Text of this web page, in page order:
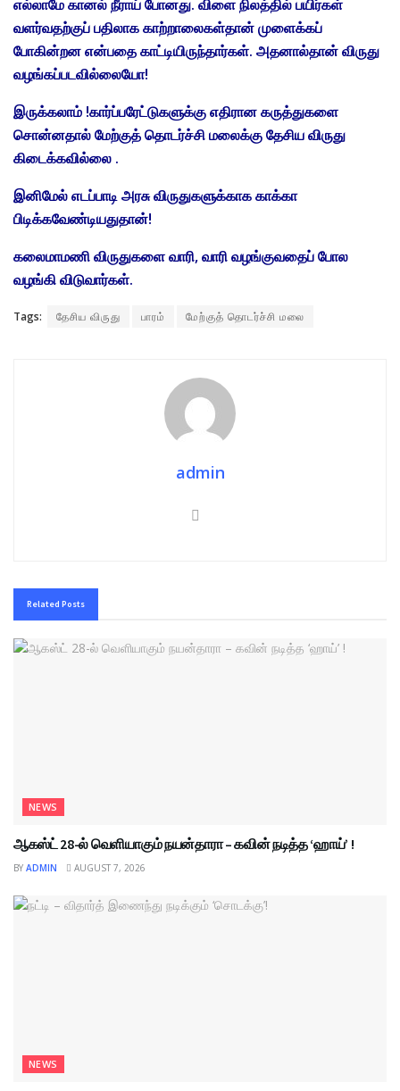
எல்லாமே கானல் நீராய் போனது. விளை நிலத்தில் பயிர்கள்
வளர்வதற்குப் பதிலாக காற்றாலைகள்தான் முளைக்கப்
போகின்றன என்பதை காட்டியிருந்தார்கள். அதனால்தான் விருது
வழங்கப்படவில்லையோ!
இருக்கலாம் !கார்ப்பரேட்டுகளுக்கு எதிரான கருத்துகளை
சொன்னதால் மேற்குத் தொடர்ச்சி மலைக்கு தேசிய விருது
கிடைக்கவில்லை .
இனிமேல் எடப்பாடி அரசு விருதுகளுக்காக காக்கா
பிடிக்கவேண்டியதுதான்!
கலைமாமணி விருதுகளை வாரி, வாரி வழங்குவதைப் போல
வழங்கி விடுவார்கள்.
Tags: தேசிய விருது பாரம் மேற்குத் தொடர்ச்சி மலை
admin
Related Posts
NEWS
ஆகஸ்ட் 28-ல் வெளியாகும் நயன்தாரா – கவின் நடித்த ‘ஹாய்’ !
BY ADMIN AUGUST 7, 2026
NEWS